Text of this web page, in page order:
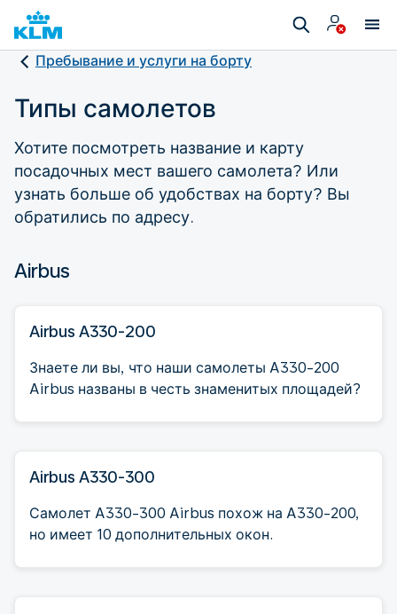
Пребывание и услуги на борту
Типы самолетов
Хотите посмотреть название и карту
посадочных мест вашего самолета? Или
узнать больше об удобствах на борту? Вы
обратились по адресу.
Airbus
Airbus A330-200
Знаете ли вы, что наши самолеты A330-200
Airbus названы в честь знаменитых площадей?
Airbus A330-300
Самолет A330-300 Airbus похож на A330-200,
но имеет 10 дополнительных окон.